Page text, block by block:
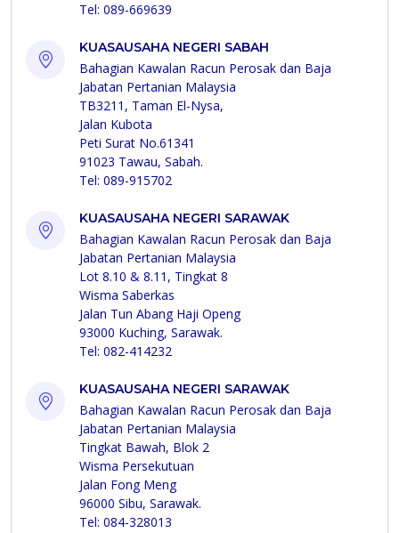
Tel: 089-669639
KUASAUSAHA NEGERI SABAH
Bahagian Kawalan Racun Perosak dan Baja
Jabatan Pertanian Malaysia
TB3211, Taman El-Nysa,
Jalan Kubota
Peti Surat No.61341
91023 Tawau, Sabah.
Tel: 089-915702
KUASAUSAHA NEGERI SARAWAK
Bahagian Kawalan Racun Perosak dan Baja
Jabatan Pertanian Malaysia
Lot 8.10 & 8.11, Tingkat 8
Wisma Saberkas
Jalan Tun Abang Haji Openg
93000 Kuching, Sarawak.
Tel: 082-414232
KUASAUSAHA NEGERI SARAWAK
Bahagian Kawalan Racun Perosak dan Baja
Jabatan Pertanian Malaysia
Tingkat Bawah, Blok 2
Wisma Persekutuan
Jalan Fong Meng
96000 Sibu, Sarawak.
Tel: 084-328013